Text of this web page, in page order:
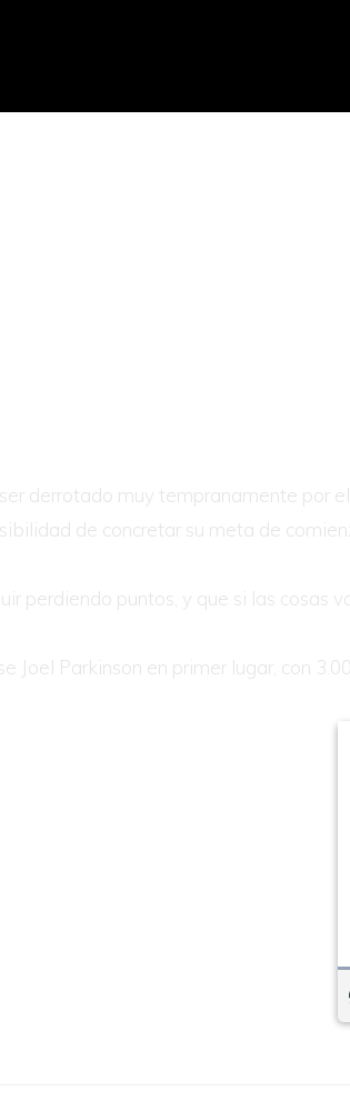
derrotado muy tempranamente por
de concretar su meta de
perdiendo puntos, y que si las cosas
Parkinson en primer lugar, con